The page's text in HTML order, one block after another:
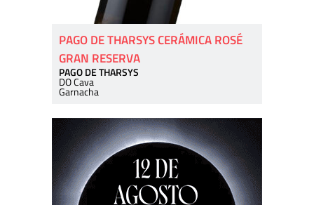
PAGO DE THARSYS CERÁMICA ROSÉ
GRAN RESERVA
PAGO DE THARSYS
DO Cava
Garnacha